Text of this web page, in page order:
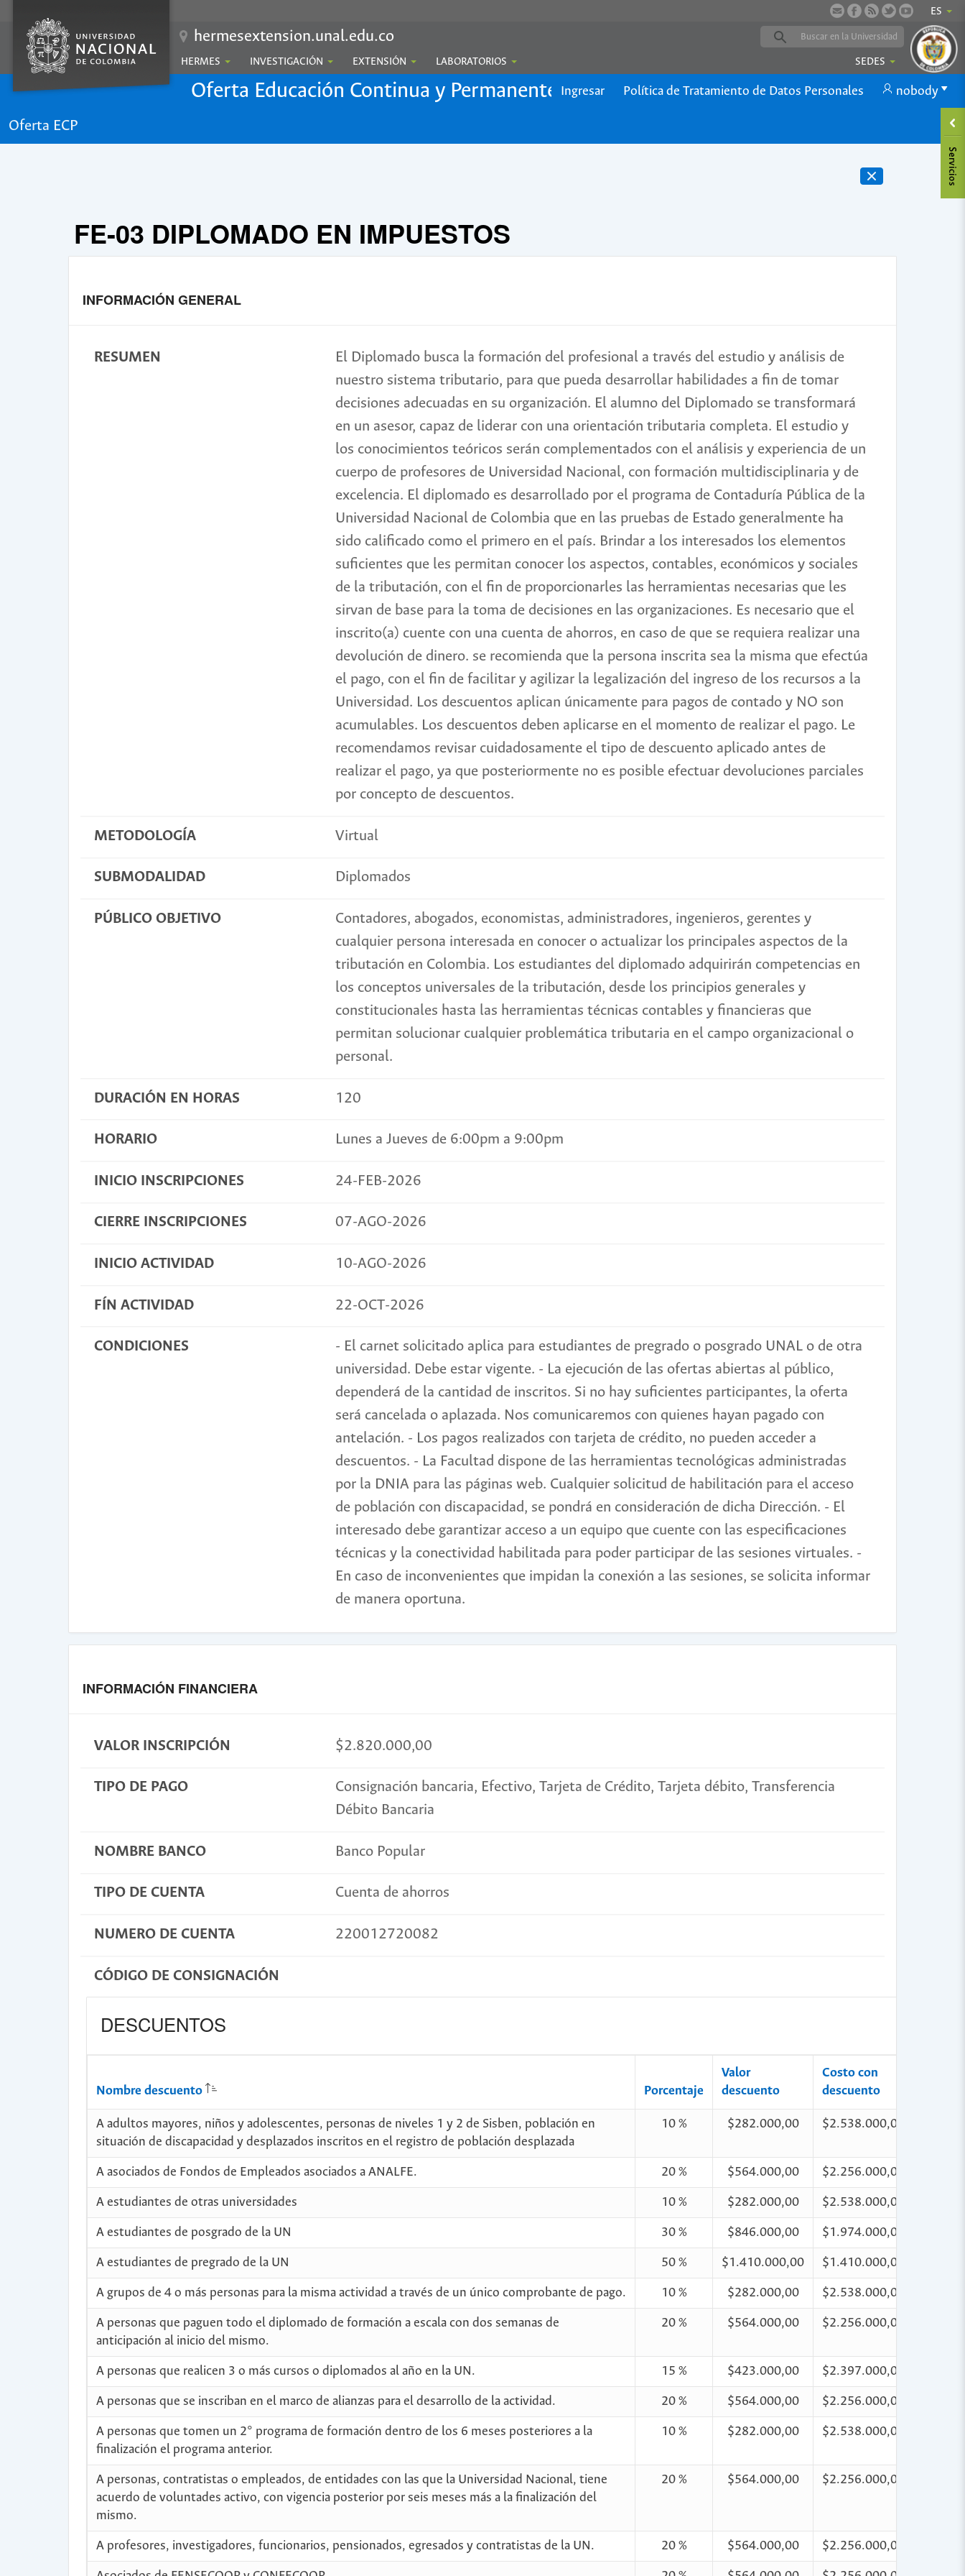
ES
hermesextension.unal.edu.co
HERMES INVESTIGACIÓN EXTENSIÓN LABORATORIOS SEDES
Oferta Educación Continua y Permanente Ingresar Política de Tratamiento de Datos Personales nobody
Oferta ECP
FE-03 DIPLOMADO EN IMPUESTOS
INFORMACIÓN GENERAL
RESUMEN
El Diplomado busca la formación del profesional a través del estudio y análisis de
nuestro sistema tributario, para que pueda desarrollar habilidades a fin de tomar
decisiones adecuadas en su organización. El alumno del Diplomado se transformará
en un asesor, capaz de liderar con una orientación tributaria completa. El estudio y
los conocimientos teóricos serán complementados con el análisis y experiencia de un
cuerpo de profesores de Universidad Nacional, con formación multidisciplinaria y de
excelencia. El diplomado es desarrollado por el programa de Contaduría Pública de la
Universidad Nacional de Colombia que en las pruebas de Estado generalmente ha
sido calificado como el primero en el país. Brindar a los interesados los elementos
suficientes que les permitan conocer los aspectos, contables, económicos y sociales
de la tributación, con el fin de proporcionarles las herramientas necesarias que les
sirvan de base para la toma de decisiones en las organizaciones. Es necesario que el
inscrito(a) cuente con una cuenta de ahorros, en caso de que se requiera realizar una
devolución de dinero. se recomienda que la persona inscrita sea la misma que efectúa
el pago, con el fin de facilitar y agilizar la legalización del ingreso de los recursos a la
Universidad. Los descuentos aplican únicamente para pagos de contado y NO son
acumulables. Los descuentos deben aplicarse en el momento de realizar el pago. Le
recomendamos revisar cuidadosamente el tipo de descuento aplicado antes de
realizar el pago, ya que posteriormente no es posible efectuar devoluciones parciales
por concepto de descuentos.
METODOLOGÍA Virtual
SUBMODALIDAD Diplomados
PÚBLICO OBJETIVO
Contadores, abogados, economistas, administradores, ingenieros, gerentes y
cualquier persona interesada en conocer o actualizar los principales aspectos de la
tributación en Colombia. Los estudiantes del diplomado adquirirán competencias en
los conceptos universales de la tributación, desde los principios generales y
constitucionales hasta las herramientas técnicas contables y financieras que
permitan solucionar cualquier problemática tributaria en el campo organizacional o
personal.
DURACIÓN EN HORAS 120
HORARIO Lunes a Jueves de 6:00pm a 9:00pm
INICIO INSCRIPCIONES 24-FEB-2026
CIERRE INSCRIPCIONES 07-AGO-2026
INICIO ACTIVIDAD 10-AGO-2026
FÍN ACTIVIDAD 22-OCT-2026
CONDICIONES
- El carnet solicitado aplica para estudiantes de pregrado o posgrado UNAL o de otra
universidad. Debe estar vigente. - La ejecución de las ofertas abiertas al público,
dependerá de la cantidad de inscritos. Si no hay suficientes participantes, la oferta
será cancelada o aplazada. Nos comunicaremos con quienes hayan pagado con
antelación. - Los pagos realizados con tarjeta de crédito, no pueden acceder a
descuentos. - La Facultad dispone de las herramientas tecnológicas administradas
por la DNIA para las páginas web. Cualquier solicitud de habilitación para el acceso
de población con discapacidad, se pondrá en consideración de dicha Dirección. - El
interesado debe garantizar acceso a un equipo que cuente con las especificaciones
técnicas y la conectividad habilitada para poder participar de las sesiones virtuales. -
En caso de inconvenientes que impidan la conexión a las sesiones, se solicita informar
de manera oportuna.
INFORMACIÓN FINANCIERA
VALOR INSCRIPCIÓN $2.820.000,00
TIPO DE PAGO
Consignación bancaria, Efectivo, Tarjeta de Crédito, Tarjeta débito, Transferencia
Débito Bancaria
NOMBRE BANCO Banco Popular
TIPO DE CUENTA Cuenta de ahorros
NUMERO DE CUENTA 220012720082
CÓDIGO DE CONSIGNACIÓN
DESCUENTOS
Nombre descuento Porcentaje
Valor
descuento
Costo con
descuento
A adultos mayores, niños y adolescentes, personas de niveles 1 y 2 de Sisben, población en
situación de discapacidad y desplazados inscritos en el registro de población desplazada
10 % $282.000,00 $2.538.000,00
A asociados de Fondos de Empleados asociados a ANALFE. 20 % $564.000,00 $2.256.000,00
A estudiantes de otras universidades 10 % $282.000,00 $2.538.000,00
A estudiantes de posgrado de la UN 30 % $846.000,00 $1.974.000,00
A estudiantes de pregrado de la UN 50 % $1.410.000,00 $1.410.000,00
A grupos de 4 o más personas para la misma actividad a través de un único comprobante de pago. 10 % $282.000,00 $2.538.000,00
A personas que paguen todo el diplomado de formación a escala con dos semanas de
anticipación al inicio del mismo.
20 % $564.000,00 $2.256.000,00
A personas que realicen 3 o más cursos o diplomados al año en la UN. 15 % $423.000,00 $2.397.000,00
A personas que se inscriban en el marco de alianzas para el desarrollo de la actividad. 20 % $564.000,00 $2.256.000,00
A personas que tomen un 2° programa de formación dentro de los 6 meses posteriores a la
finalización el programa anterior.
10 % $282.000,00 $2.538.000,00
A personas, contratistas o empleados, de entidades con las que la Universidad Nacional, tiene
acuerdo de voluntades activo, con vigencia posterior por seis meses más a la finalización del
mismo.
20 % $564.000,00 $2.256.000,00
A profesores, investigadores, funcionarios, pensionados, egresados y contratistas de la UN. 20 % $564.000,00 $2.256.000,00